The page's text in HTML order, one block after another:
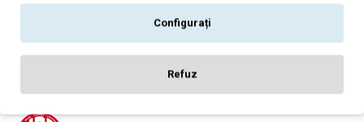
Configurați
Refuz